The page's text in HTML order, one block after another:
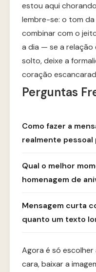
estou aqui
lembre-se: o tom
combinar com o
a dia — se a relação
solto, deixe a
coração
Perguntas
Como fazer a
realmente pessoal
Qual o melhor
homenagem de
Mensagem curta
quanto um texto
Agora é só escolher
cara, baixar a